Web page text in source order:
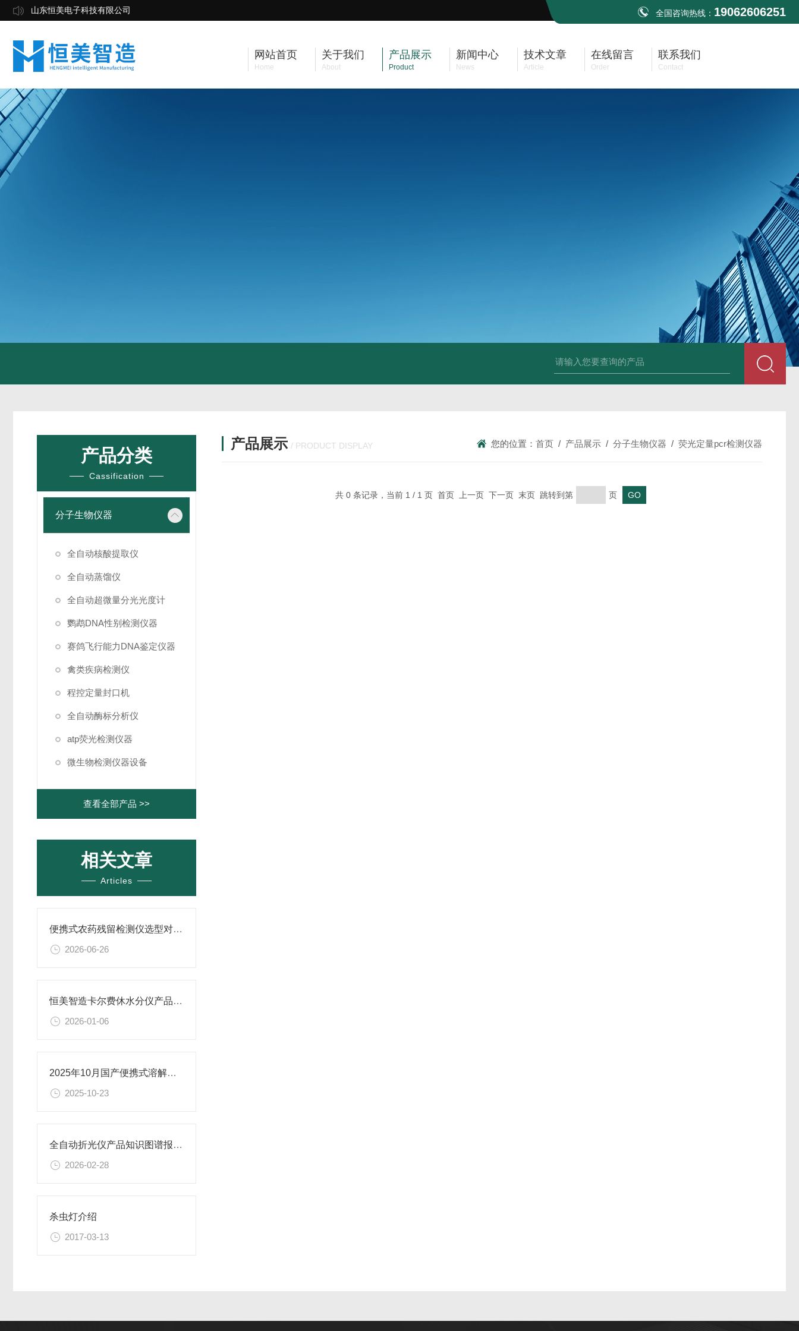
山东恒美电子科技有限公司 全国咨询热线： 19062606251
网站首页
Home
关于我们
About
产品展示
Product
新闻中心
News
技术文章
Article
在线留言
Order
联系我们
Contact
产品分类
Cassification
分子生物仪器
全自动核酸提取仪
全自动蒸馏仪
全自动超微量分光光度计
鹦鹉DNA性别检测仪器
赛鸽飞行能力DNA鉴定仪器
禽类疾病检测仪
程控定量封口机
全自动酶标分析仪
atp荧光检测仪器
微生物检测仪器设备
查看全部产品 >>
相关文章
Articles
便携式农药残留检测仪选型对比建议：恒美智造农药残毒检测仪国产vs进口品牌
2026-06-26
恒美智造卡尔费休水分仪产品知识图谱报告书解析
2026-01-06
2025年10月国产便携式溶解氧测定仪排名出炉，恒美智造自动识别传感器亮眼
2025-10-23
全自动折光仪产品知识图谱报告书 恒美智造详解
2026-02-28
杀虫灯介绍
2017-03-13
产品展示 / PRODUCT DISPLAY 您的位置： 首页 / 产品展示 / 分子生物仪器 / 荧光定量pcr检测仪器
共 0 条记录，当前 1 / 1 页 首页 上一页 下一页 末页 跳转到第 页